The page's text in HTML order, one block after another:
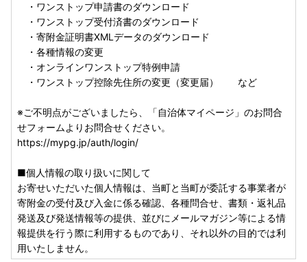
・ワンストップ申請書のダウンロード
・ワンストップ受付済書のダウンロード
・寄附金証明書XMLデータのダウンロード
・各種情報の変更
・オンラインワンストップ特例申請
・ワンストップ控除先住所の変更（変更届） など
※ご不明点がございましたら、「自治体マイページ」のお問合
せフォームよりお問合せください。
https://mypg.jp/auth/login/
■個人情報の取り扱いに関して
お寄せいただいた個人情報は、当町と当町が委託する事業者が
寄附金の受付及び入金に係る確認、各種問合せ、書類・返礼品
発送及び発送情報等の提供、並びにメールマガジン等による情
報提供を行う際に利用するものであり、それ以外の目的では利
用いたしません。